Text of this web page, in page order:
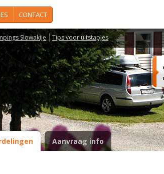
CONTACT
Slowakije Tips voor uitstapjes
Aanvraag info